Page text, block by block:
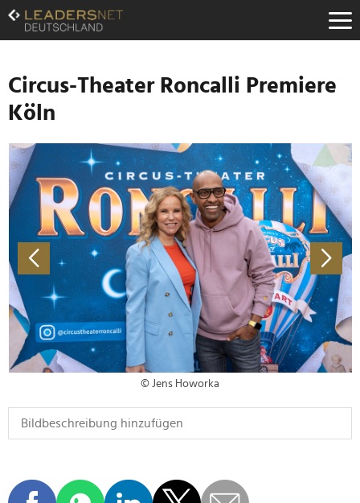
Zum
Inhalt
Zur
Navigation
Zur
Hauptnavigation
Circus-Theater Roncalli Premiere
Köln
© Jens Howorka